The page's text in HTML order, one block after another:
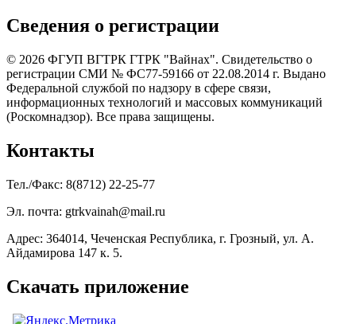
Сведения о регистрации
© 2026 ФГУП ВГТРК ГТРК "Вайнах". Свидетельство о
регистрации СМИ № ФС77-59166 от 22.08.2014 г. Выдано
Федеральной службой по надзору в сфере связи,
информационных технологий и массовых коммуникаций
(Роскомнадзор). Все права защищены.
Контакты
Тел./Факс: 8(8712) 22-25-77
Эл. почта: gtrkvainah@mail.ru
Адрес: 364014, Чеченская Республика, г. Грозный, ул. А.
Айдамирова 147 к. 5.
Скачать приложение